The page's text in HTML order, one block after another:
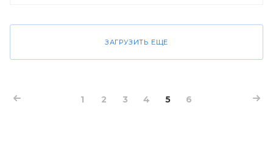
ЗАГРУЗИТЬ ЕЩЕ
1 2 3 4 5 6